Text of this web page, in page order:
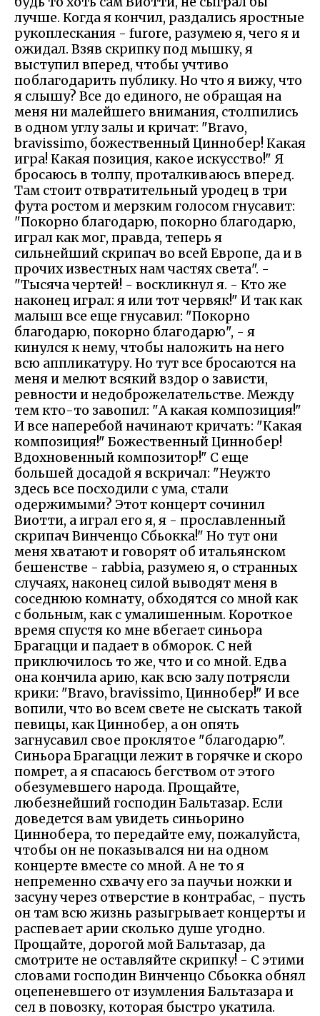
лучше. Когда я кончил, раздались яростные
рукоплескания - furore, разумею я, чего я и
ожидал. Взяв скрипку под мышку, я
выступил вперед, чтобы учтиво
поблагодарить публику. Но что я вижу, что
я слышу? Все до единого, не обращая на
меня ни малейшего внимания, столпились
в одном углу залы и кричат: "Bravo,
bravissimo, божественный Циннобер! Какая
игра! Какая позиция, какое искусство!" Я
бросаюсь в толпу, проталкиваюсь вперед.
Там стоит отвратительный уродец в три
фута ростом и мерзким голосом гнусавит:
"Покорно благодарю, покорно благодарю,
играл как мог, правда, теперь я
сильнейший скрипач во всей Европе, да и в
прочих известных нам частях света". -
"Тысяча чертей! - воскликнул я. - Кто же
наконец играл: я или тот червяк!" И так как
малыш все еще гнусавил: "Покорно
благодарю, покорно благодарю", - я
кинулся к нему, чтобы наложить на него
всю аппликатуру. Но тут все бросаются на
меня и мелют всякий вздор о зависти,
ревности и недоброжелательстве. Между
тем кто-то завопил: "А какая композиция!"
И все наперебой начинают кричать: "Какая
композиция!" Божественный Циннобер!
Вдохновенный композитор!" С еще
большей досадой я вскричал: "Неужто
здесь все посходили с ума, стали
одержимыми? Этот концерт сочинил
Виотти, а играл его я, я - прославленный
скрипач Винченцо Сбьокка!" Но тут они
меня хватают и говорят об итальянском
бешенстве - rabbia, разумею я, о странных
случаях, наконец силой выводят меня в
соседнюю комнату, обходятся со мной как
с больным, как с умалишенным. Короткое
время спустя ко мне вбегает синьора
Брагацци и падает в обморок. С ней
приключилось то же, что и со мной. Едва
она кончила арию, как всю залу потрясли
крики: "Bravo, bravissimo, Циннобер!" И все
вопили, что во всем свете не сыскать такой
певицы, как Циннобер, а он опять
загнусавил свое проклятое "благодарю".
Синьора Брагацци лежит в горячке и скоро
помрет, а я спасаюсь бегством от этого
обезумевшего народа. Прощайте,
любезнейший господин Бальтазар. Если
доведется вам увидеть синьорино
Циннобера, то передайте ему, пожалуйста,
чтобы он не показывался ни на одном
концерте вместе со мной. А не то я
непременно схвачу его за паучьи ножки и
засуну через отверстие в контрабас, - пусть
он там всю жизнь разыгрывает концерты и
распевает арии сколько душе угодно.
Прощайте, дорогой мой Бальтазар, да
смотрите не оставляйте скрипку! - С этими
словами господин Винченцо Сбьокка обнял
оцепеневшего от изумления Бальтазара и
сел в повозку, которая быстро укатила.